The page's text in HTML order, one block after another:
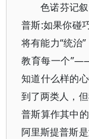
色诺芬记
普斯:如果你碰
将有能力“统治
教育每一个
知道什么样的
到了两类人，
普斯算作其中
阿里斯提普斯